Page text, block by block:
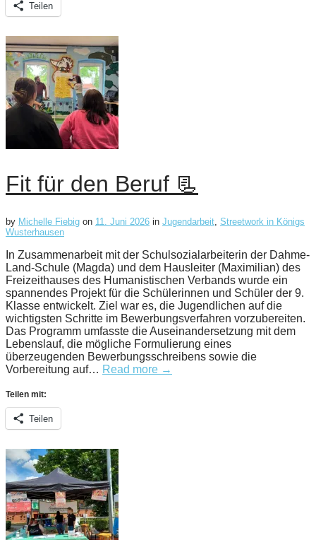
Teilen
Fit für den Beruf 📃
by Michelle Fiebig on 11. Juni 2026 in Jugendarbeit Streetwork in Königs
Wusterhausen
In Zusammenarbeit mit der Schulsozialarbeiterin der Dahme-
Land-Schule (Magda) und dem Hausleiter (Maximilian) des
Freizeithauses des Humanistischen Verbands wurde ein
spannendes Projekt für die Schülerinnen und Schüler der 9.
Klasse entwickelt. Ziel war es, die Jugendlichen auf die
wichtigsten Schritte im Bewerbungsverfahren vorzubereiten.
Das Programm umfasste die Auseinandersetzung mit dem
Lebenslauf, die mögliche Formulierung eines
überzeugenden Bewerbungsschreibens sowie die
Vorbereitung auf… Read more →
Teilen mit:
Teilen